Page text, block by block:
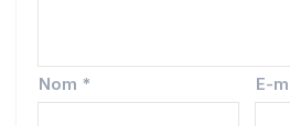
Nom * E-